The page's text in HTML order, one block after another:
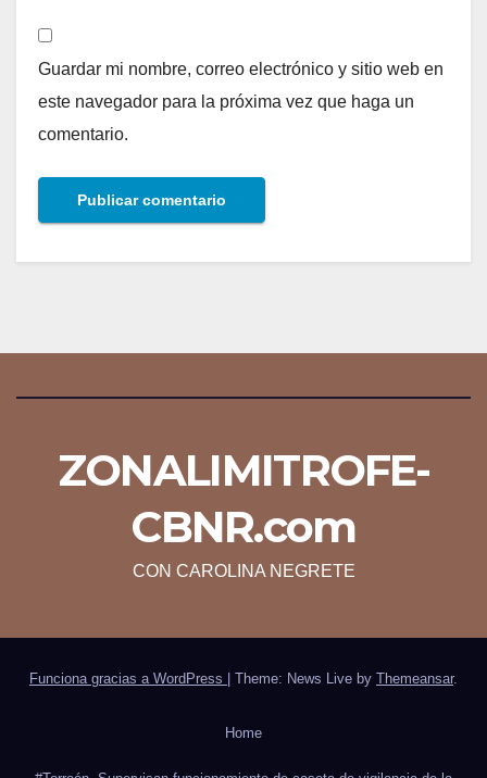
Guardar mi nombre, correo electrónico y sitio web en
este navegador para la próxima vez que haga un
comentario.
ZONALIMITROFE-
CBNR.com
CON CAROLINA NEGRETE
Funciona gracias a WordPress Theme: News Live by Themeansar.
Home